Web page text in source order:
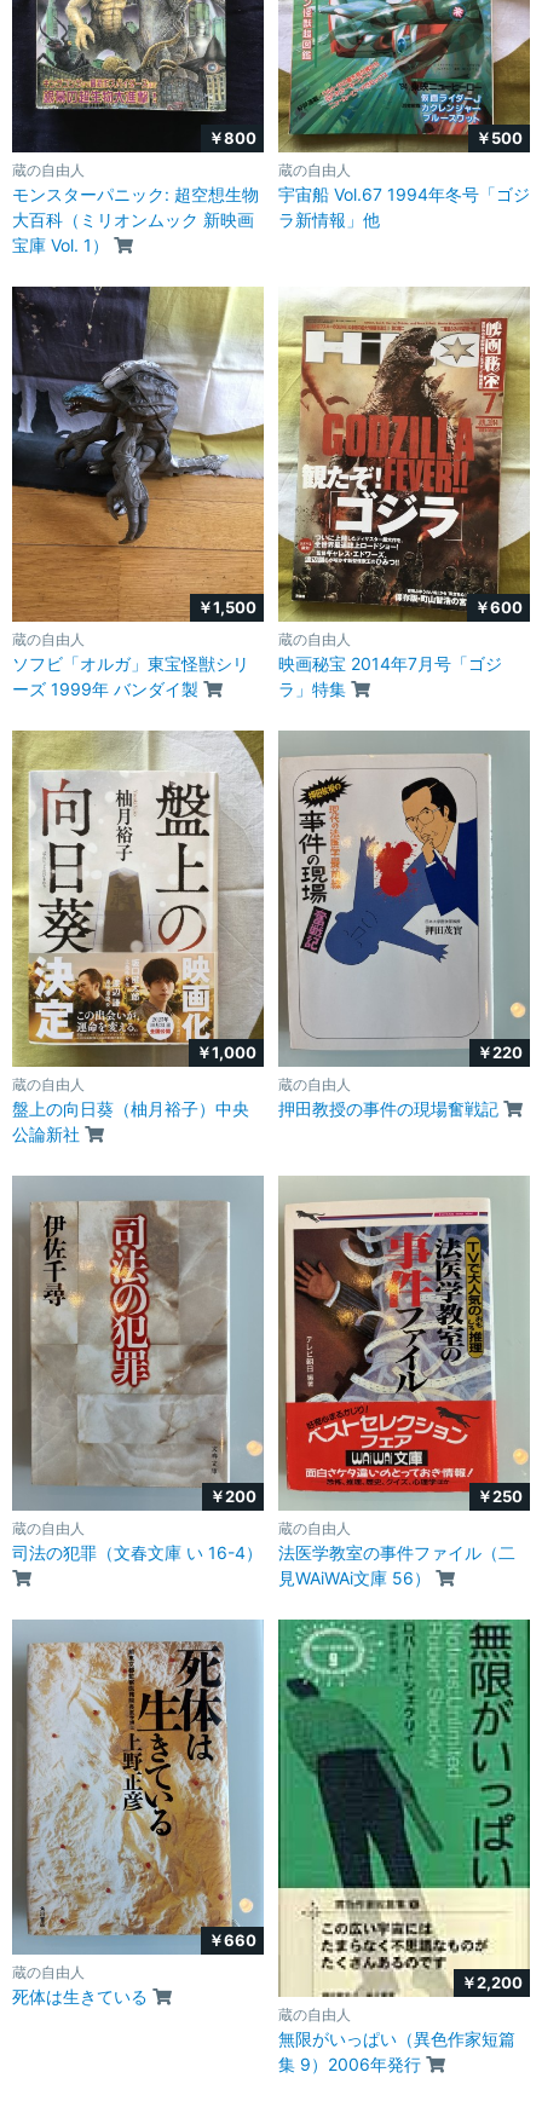
￥800
蔵の自由人
モンスターパニック: 超空想生物
大百科（ミリオンムック 新映画
宝庫 Vol. 1）
￥500
蔵の自由人
宇宙船 Vol.67 1994年冬号「ゴジ
ラ新情報」他
￥1,500
蔵の自由人
ソフビ「オルガ」東宝怪獣シリ
ーズ 1999年 バンダイ製
￥600
蔵の自由人
映画秘宝 2014年7月号「ゴジ
ラ」特集
￥1,000
蔵の自由人
盤上の向日葵（柚月裕子）中央
公論新社
￥220
蔵の自由人
押田教授の事件の現場奮戦記
￥200
蔵の自由人
司法の犯罪（文春文庫 い 16-4）
￥250
蔵の自由人
法医学教室の事件ファイル（二
見WAiWAi文庫 56）
￥660
蔵の自由人
死体は生きている
￥2,200
蔵の自由人
無限がいっぱい（異色作家短篇
集 9）2006年発行